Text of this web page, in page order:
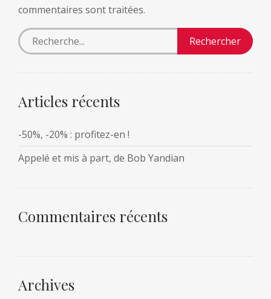
commentaires sont traitées.
Articles récents
-50%, -20% : profitez-en !
Appelé et mis à part, de Bob Yandian
Commentaires récents
Archives